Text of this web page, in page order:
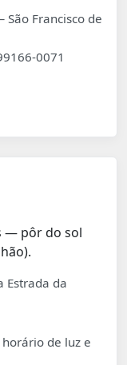
Francisco de
0071
— pôr do sol
Estrada da
de luz e